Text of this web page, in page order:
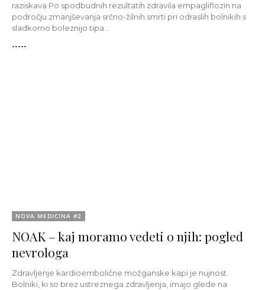
raziskava Po spodbudnih rezultatih zdravila empagliflozin na
področju zmanjševanja srčno-žilnih smrti pri odraslih bolnikih s
sladkorno boleznijo tipa...
-----
NOVA MEDICINA #2
NOAK – kaj moramo vedeti o njih: pogled
nevrologa
Zdravljenje kardioembolične možganske kapi je nujnost.
Bolniki, ki so brez ustreznega zdravljenja, imajo glede na